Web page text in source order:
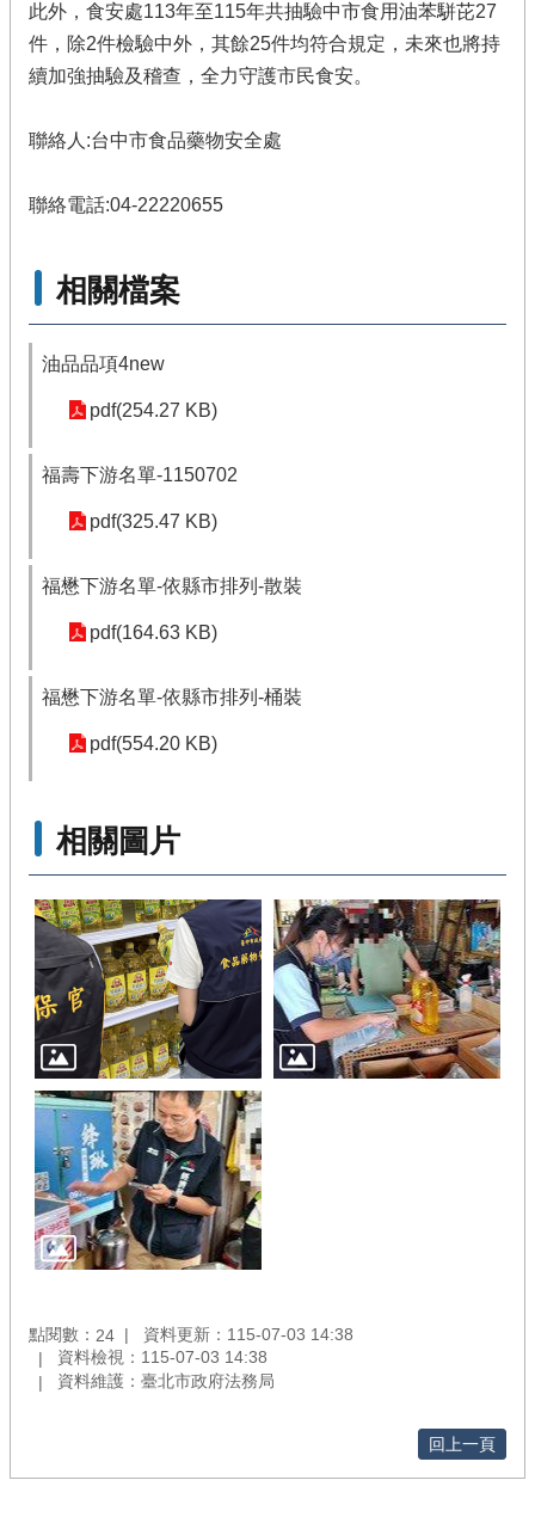
此外，食安處113年至115年共抽驗中市食用油苯駢芘27
件，除2件檢驗中外，其餘25件均符合規定，未來也將持
續加強抽驗及稽查，全力守護市民食安。
聯絡人:台中市食品藥物安全處
聯絡電話:04-22220655
相關檔案
油品品項4new
pdf(254.27 KB)
福壽下游名單-1150702
pdf(325.47 KB)
福懋下游名單-依縣市排列-散裝
pdf(164.63 KB)
福懋下游名單-依縣市排列-桶裝
pdf(554.20 KB)
相關圖片
點閱數： 24
資料更新：115-07-03 14:38
資料檢視：115-07-03 14:38
資料維護：臺北市政府法務局
回上一頁